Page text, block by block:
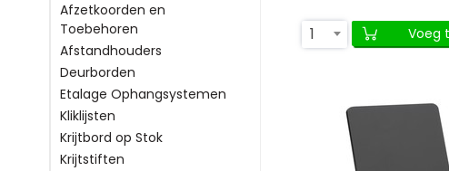
Afzetkoorden en
Toebehoren
Afstandhouders
Deurborden
Etalage Ophangsystemen
Kliklijsten
Krijtbord op Stok
Krijtstiften
1
Voeg